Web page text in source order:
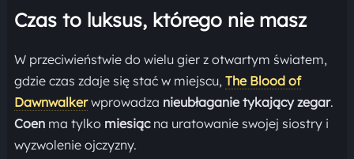
Czas to luksus, którego nie masz
W przeciwieństwie do wielu gier z otwartym światem,
gdzie czas zdaje się stać w miejscu, The Blood of
Dawnwalkerwprowadza nieubłaganie tykający zegar.
Coenma tylko miesiącna uratowanie swojej siostry i
wyzwolenie ojczyzny.